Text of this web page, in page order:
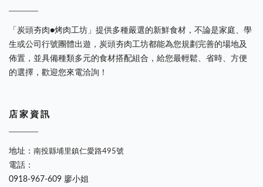
「炭頭夯肉●烤肉工坊」提供多種嚴選的新鮮食材，不論是家庭、學
生或公司行號團體出遊，炭頭夯肉工坊都能為您規劃完善的場地及
佈置，並具備種類多元的食材搭配組合，給您最輕鬆、省時、方便
的選擇，歡迎您來電洽詢！
店 家 資 訊
地址： 南投縣埔里鎮仁愛路495號
電話：
0918-967-609 廖小姐